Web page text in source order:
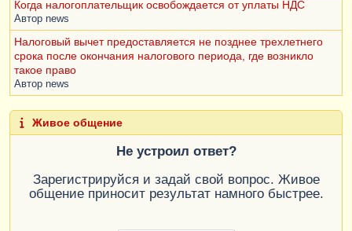
Когда налогоплательщик освобождается от уплаты НДС
Автор news
Налоговый вычет предоставляется не позднее трехлетнего
срока после окончания налогового периода, где возникло
такое право
Автор news
Живое общение
Не устроил ответ?
Зарегистрируйся и задай свой вопрос. Живое
общение приносит результат намного быстрее.